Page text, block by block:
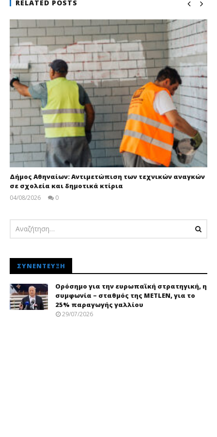
RELATED POSTS
Δήμος Αθηναίων: Αντιμετώπιση των τεχνικών αναγκών
σε σχολεία και δημοτικά κτίρια
04/08/2026
0
ΣΥΝΈΝΤΕΥΞΗ
Ορόσημο για την ευρωπαϊκή στρατηγική, η
συμφωνία – σταθμός της METLEN, για το
25% παραγωγής γαλλίου
29/07/2026